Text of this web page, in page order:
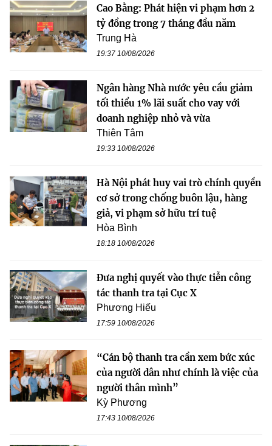
Cao Bằng: Phát hiện vi phạm hơn 2
tỷ đồng trong 7 tháng đầu năm
Trung Hà
19:37 10/08/2026
Ngân hàng Nhà nước yêu cầu giảm
tối thiểu 1% lãi suất cho vay với
doanh nghiệp nhỏ và vừa
Thiên Tâm
19:33 10/08/2026
Hà Nội phát huy vai trò chính quyền
cơ sở trong chống buôn lậu, hàng
giả, vi phạm sở hữu trí tuệ
Hòa Bình
18:18 10/08/2026
Đưa nghị quyết vào thực tiễn công
tác thanh tra tại Cục X
Phương Hiếu
17:59 10/08/2026
“Cán bộ thanh tra cần xem bức xúc
của người dân như chính là việc của
người thân mình”
Kỳ Phương
17:43 10/08/2026